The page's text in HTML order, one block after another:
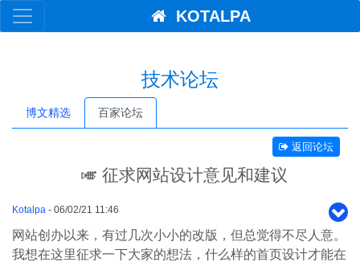
KOTALPA
技术论坛
博文精选 百家论坛
返回论坛
🎺 征求网站设计意见和建议
Kotalpa - 06/02/21 11:46
网站创办以来，有过几次小小的改版，但总觉得不尽人意。
我想在这里征求一下大家的想法，什么样的首页设计才能在